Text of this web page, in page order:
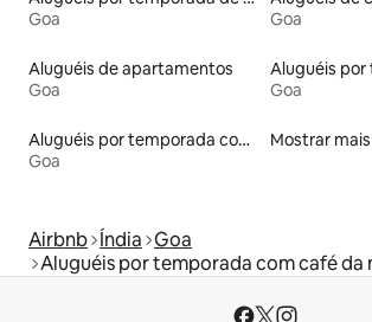
Goa
Goa
Aluguéis de apartamentos
Goa
Goa
Aluguéis por temporada com suítes privativas
Goa
Mostrar mais
Airbnb Índia Goa
Aluguéis por temporada com café da